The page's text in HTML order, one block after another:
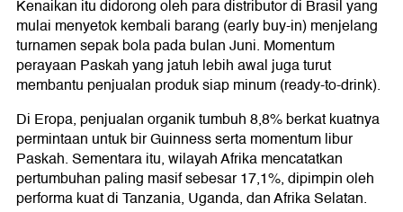
Kenaikan itu didorong oleh para distributor di Brasil yang
mulai menyetok kembali barang (early buy-in) menjelang
turnamen sepak bola pada bulan Juni. Momentum
perayaan Paskah yang jatuh lebih awal juga turut
membantu penjualan produk siap minum (ready-to-drink).
Di Eropa, penjualan organik tumbuh 8,8% berkat kuatnya
permintaan untuk bir Guinness serta momentum libur
Paskah. Sementara itu, wilayah Afrika mencatatkan
pertumbuhan paling masif sebesar 17,1%, dipimpin oleh
performa kuat di Tanzania, Uganda, dan Afrika Selatan.